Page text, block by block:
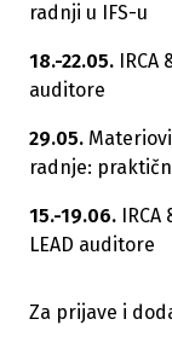
radnji u IFS-u
18.-22.05. IRCA
auditore
29.05.
radnje:
15.-19.06. IRCA
LEAD auditore
Za prijave i